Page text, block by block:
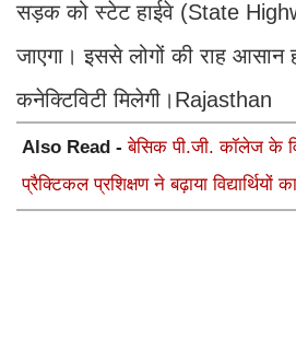
सड़क को स्टेट हाईवे (State
जाएगा। इससे लोगों की राह आसान
कनेक्टिविटी मिलेगी।Rajasthan
Also Read -बेसिक पी.जी. कॉलेज के
प्रैक्टिकल प्रशिक्षण ने बढ़ाया विद्यार्थियों